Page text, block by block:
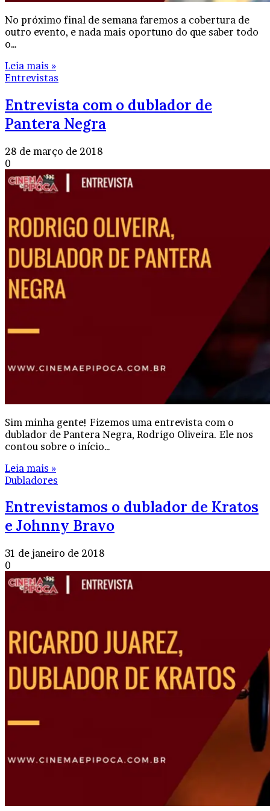
No próximo final de semana faremos a cobertura de
outro evento, e nada mais oportuno do que saber todo
o…
Leia mais »
Entrevistas
Entrevista com o dublador de
Pantera Negra
28 de março de 2018
0
Sim minha gente! Fizemos uma entrevista com o
dublador de Pantera Negra, Rodrigo Oliveira. Ele nos
contou sobre o início…
Leia mais »
Dubladores
Entrevistamos o dublador de Kratos
e Johnny Bravo
31 de janeiro de 2018
0